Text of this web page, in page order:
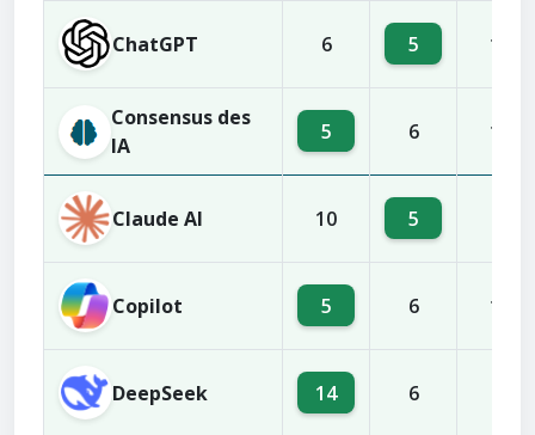
ChatGPT 6 5 10
Consensus des
IA
5 6 10
Claude AI 10 5
Copilot 5 6 10
DeepSeek 14 6